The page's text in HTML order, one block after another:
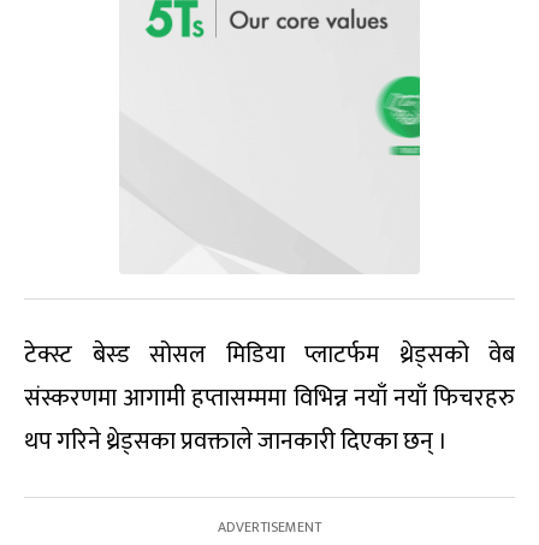
टेक्स्ट बेस्ड सोसल मिडिया प्लाटर्फम थ्रेड्सको वेब
संस्करणमा आगामी हप्तासम्ममा विभिन्न नयाँ नयाँ फिचरहरु
थप गरिने थ्रेड्सका प्रवक्ताले जानकारी दिएका छन् ।